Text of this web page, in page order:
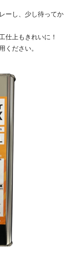
ーし、少し待ってか
仕上もきれいに！
ください。